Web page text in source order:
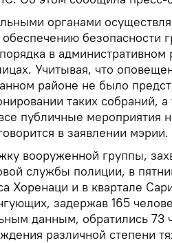
органами
безопасности
в
Учитывая, что
районе не было
таких собраний,
публичные мероприятия
в заявлении мэрии.
вооруженной группы,
службы полиции, в
Хоренаци и в квартале
задержав 165
данным, обратились 73
различной степени